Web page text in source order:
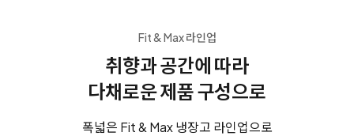
Fit & Max 라인업
취향과 공간에 따라
다채로운 제품 구성으로
폭넓은 Fit & Max 냉장고 라인업으로